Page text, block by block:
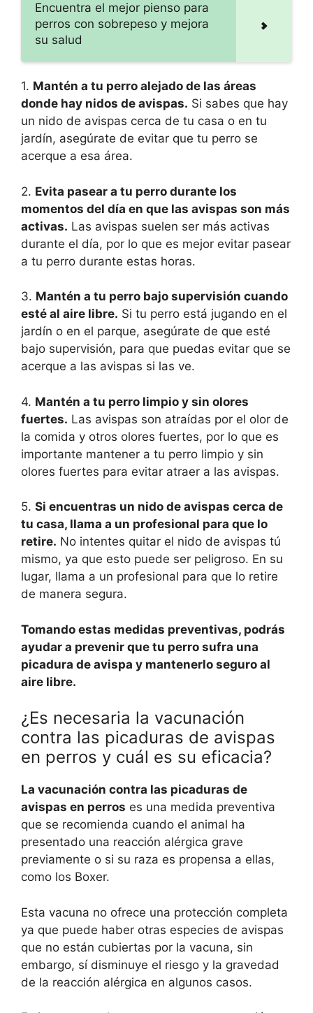
Encuentra el mejor pienso para
perros con sobrepeso y mejora
su salud
1. Mantén a tu perro alejado de las áreas
donde hay nidos de avispas. Si sabes que hay
un nido de avispas cerca de tu casa o en tu
jardín, asegúrate de evitar que tu perro se
acerque a esa área.
2. Evita pasear a tu perro durante los
momentos del día en que las avispas son más
activas. Las avispas suelen ser más activas
durante el día, por lo que es mejor evitar pasear
a tu perro durante estas horas.
3. Mantén a tu perro bajo supervisión cuando
esté al aire libre. Si tu perro está jugando en el
jardín o en el parque, asegúrate de que esté
bajo supervisión, para que puedas evitar que se
acerque a las avispas si las ve.
4. Mantén a tu perro limpio y sin olores
fuertes. Las avispas son atraídas por el olor de
la comida y otros olores fuertes, por lo que es
importante mantener a tu perro limpio y sin
olores fuertes para evitar atraer a las avispas.
5. Si encuentras un nido de avispas cerca de
tu casa, llama a un profesional para que lo
retire. No intentes quitar el nido de avispas tú
mismo, ya que esto puede ser peligroso. En su
lugar, llama a un profesional para que lo retire
de manera segura.
Tomando estas medidas preventivas, podrás
ayudar a prevenir que tu perro sufra una
picadura de avispa y mantenerlo seguro al
aire libre.
¿Es necesaria la vacunación
contra las picaduras de avispas
en perros y cuál es su eficacia?
La vacunación contra las picaduras de
avispas en perros es una medida preventiva
que se recomienda cuando el animal ha
presentado una reacción alérgica grave
previamente o si su raza es propensa a ellas,
como los Boxer.
Esta vacuna no ofrece una protección completa
ya que puede haber otras especies de avispas
que no están cubiertas por la vacuna, sin
embargo, sí disminuye el riesgo y la gravedad
de la reacción alérgica en algunos casos.